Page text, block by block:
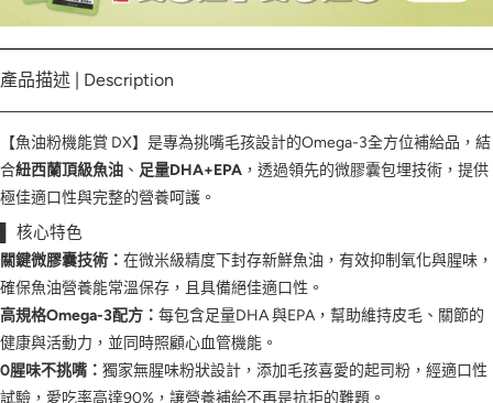
產品描述 | Description
【魚油粉機能賞 DX】是專為挑嘴毛孩設計的Omega-3全方位補給品，結
合紐西蘭頂級魚油 、 足量DHA+EPA ，透過領先的微膠囊包埋技術，提供
極佳適口性與完整的營養呵護。
▌ 核心特色
關鍵微膠囊技術： 在微米級精度下封存新鮮魚油，有效抑制氧化與腥味，
確保魚油營養能常溫保存，且具備絕佳適口性。
高規格Omega-3配方： 每包含足量DHA 與EPA，幫助維持皮毛、關節的
健康與活動力，並同時照顧心血管機能。
0腥味不挑嘴： 獨家無腥味粉狀設計，添加毛孩喜愛的起司粉，經適口性
試驗，愛吃率高達90%，讓營養補給不再是抗拒的難題。